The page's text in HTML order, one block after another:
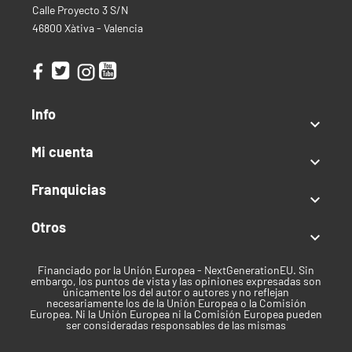
Cualquier duda o problema que tenga, puede ponerse
en contacto con nosotros al +34 633 33 75 85 (España)
prefiere, puede enviarnos un correo electrónico a
info@cogolandia.com o si reside en el extranjero a
encantados de asesorarle.
Pro XL
Orgánico
Fase de Cultivo
Crecimiento
Calle Proyecto 3 S/N
46800 Xàtiva - Valencia
Info

Mi cuenta

Franquicias

Otros

Financiado por la Unión Europea - NextGenerationEU. Sin
embargo, los puntos de vista y las opiniones expresadas son
únicamente los del autor o autores y no reflejan
necesariamente los de la Unión Europea o la Comisión
Europea. Ni la Unión Europea ni la Comisión Europea pueden
ser consideradas responsables de las mismas